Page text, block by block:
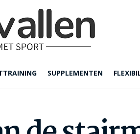
SUPPLEMENTEN